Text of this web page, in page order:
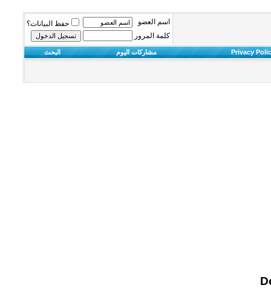
اسم العضو
حفظ البيانات؟
كلمة المرور
Privacy مشاركات اليوم البحث